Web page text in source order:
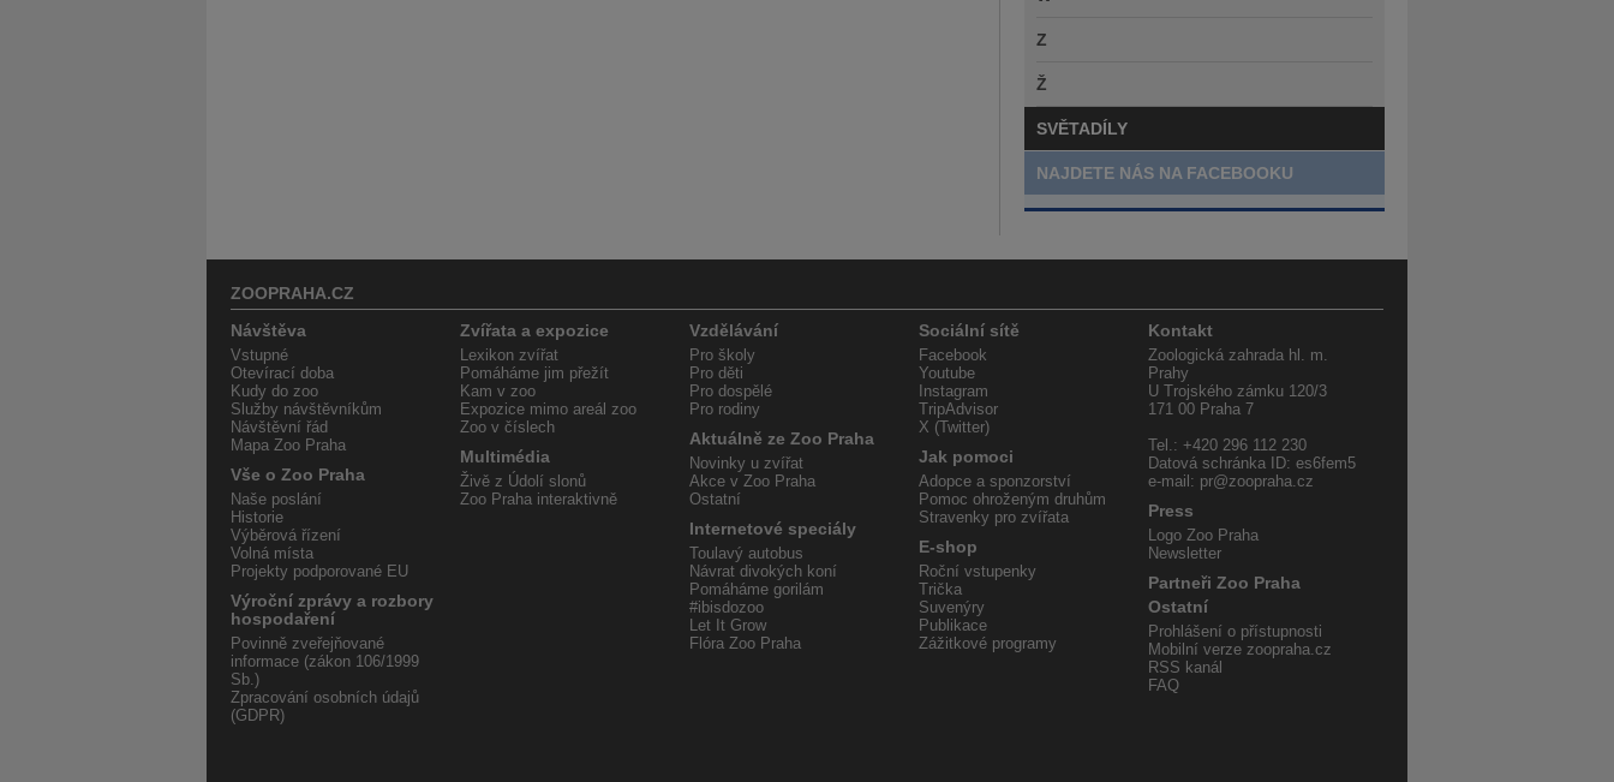
Z
Ž
SVĚTADÍLY
NAJDETE NÁS NA FACEBOOKU
ZOOPRAHA.CZ
Návštěva
Vstupné
Otevírací doba
Kudy do zoo
Služby návštěvníkům
Návštěvní řád
Mapa Zoo Praha
Vše o Zoo Praha
Naše poslání
Historie
Výběrová řízení
Volná místa
Projekty podporované EU
Výroční zprávy a rozbory
hospodaření
Povinně zveřejňované
informace (zákon 106/1999
Sb.)
Zpracování osobních údajů
(GDPR)
Zvířata a expozice
Lexikon zvířat
Pomáháme jim přežít
Kam v zoo
Expozice mimo areál zoo
Zoo v číslech
Multimédia
Živě z Údolí slonů
Zoo Praha interaktivně
Vzdělávání
Pro školy
Pro děti
Pro dospělé
Pro rodiny
Aktuálně ze Zoo Praha
Novinky u zvířat
Akce v Zoo Praha
Ostatní
Internetové speciály
Toulavý autobus
Návrat divokých koní
Pomáháme gorilám
#ibisdozoo
Let It Grow
Flóra Zoo Praha
Sociální sítě
Facebook
Youtube
Instagram
TripAdvisor
X (Twitter)
Jak pomoci
Adopce a sponzorství
Pomoc ohroženým druhům
Stravenky pro zvířata
E-shop
Roční vstupenky
Trička
Suvenýry
Publikace
Zážitkové programy
Kontakt
Zoologická zahrada hl. m.
Prahy
U Trojského zámku 120/3
171 00 Praha 7
Tel.: +420 296 112 230
Datová schránka ID: es6fem5
e-mail: pr@zoopraha.cz
Press
Logo Zoo Praha
Newsletter
Partneři Zoo Praha
Ostatní
Prohlášení o přístupnosti
Mobilní verze zoopraha.cz
RSS kanál
FAQ